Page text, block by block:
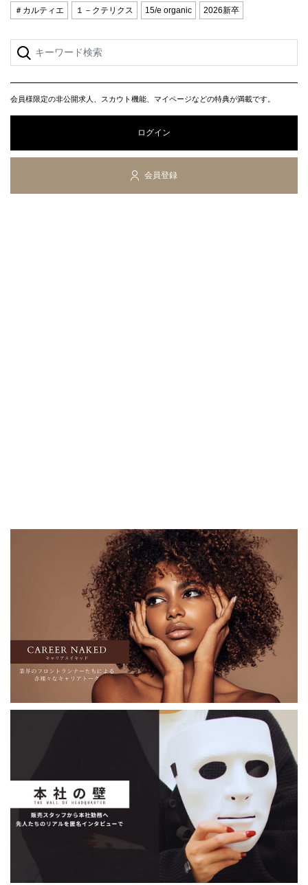
＃カルティエ １－クテリクス 15/e organic 2026新卒
会員様限定の非公開求人、スカウト機能、マイページなどの特典が満載です。
ログイン
会員登録